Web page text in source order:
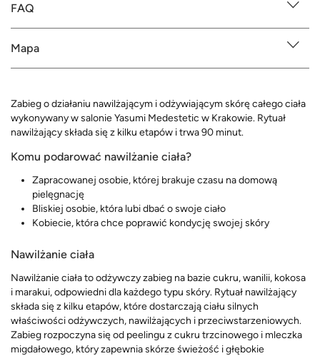
FAQ
Mapa
Zabieg o działaniu nawilżającym i odżywiającym skórę całego ciała
wykonywany w salonie Yasumi Medestetic w Krakowie. Rytuał
nawilżający składa się z kilku etapów i trwa 90 minut.
Komu podarować nawilżanie ciała?
Zapracowanej osobie, której brakuje czasu na domową
pielęgnację
Bliskiej osobie, która lubi dbać o swoje ciało
Kobiecie, która chce poprawić kondycję swojej skóry
Nawilżanie ciała
Nawilżanie ciała to odżywczy zabieg na bazie cukru, wanilii, kokosa
i marakui, odpowiedni dla każdego typu skóry. Rytuał nawilżający
składa się z kilku etapów, które dostarczają ciału silnych
właściwości odżywczych, nawilżających i przeciwstarzeniowych.
Zabieg rozpoczyna się od peelingu z cukru trzcinowego i mleczka
migdałowego, który zapewnia skórze świeżość i głębokie